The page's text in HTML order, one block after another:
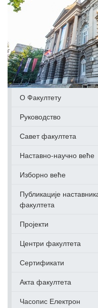
О Факултету
Руководство
Савет факултета
Наставно-научно веће
Изборно веће
Публикације
факултета
Пројекти
Центри факултета
Сертификати
Акта факултета
Часопис Електрон